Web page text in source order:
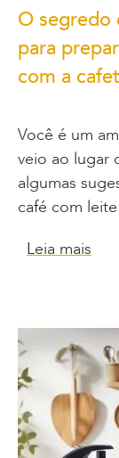
O segredo
para
com a
Você é um
veio ao lugar
algumas
café com
Leia mais